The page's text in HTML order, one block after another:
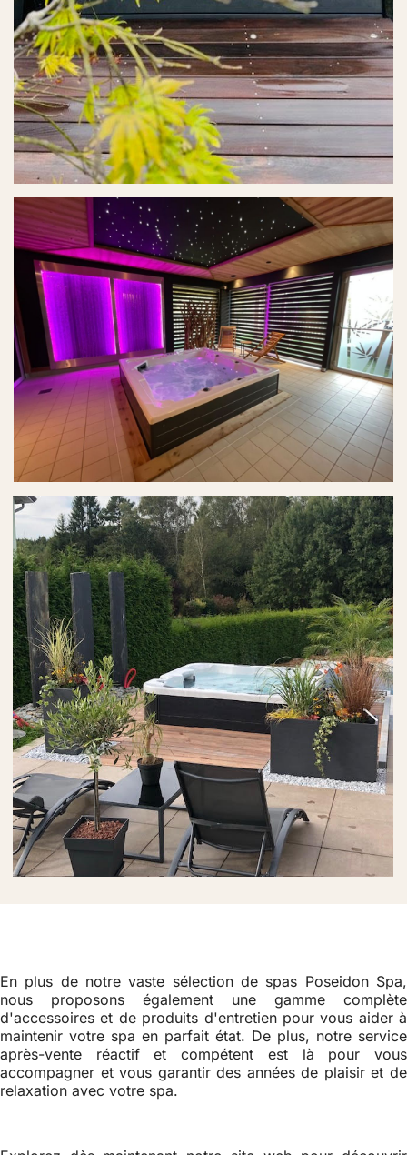
En plus de notre vaste sélection de spas Poseidon Spa,
nous proposons également une gamme complète
d'accessoires et de produits d'entretien pour vous aider à
maintenir votre spa en parfait état. De plus, notre service
après-vente réactif et compétent est là pour vous
accompagner et vous garantir des années de plaisir et de
relaxation avec votre spa.